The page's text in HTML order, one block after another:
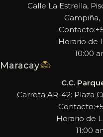
Calle La Estrella,
Campiña,
Horario de
10:00
Maracay
C.C.
Carreta AR-42: Plaza
Horario de
11:00